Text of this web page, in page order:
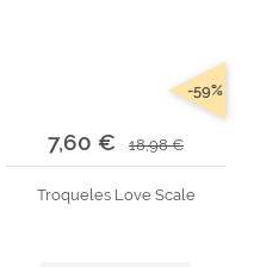
7,60 € 18,98 €
-59%
Troqueles Love Scale